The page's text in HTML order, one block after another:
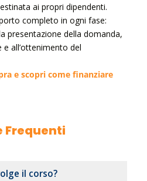
ai propri dipendenti.
completo in ogni fase:
presentazione della domanda,
all’ottenimento del
e scopri come finanziare
Frequenti
il corso?